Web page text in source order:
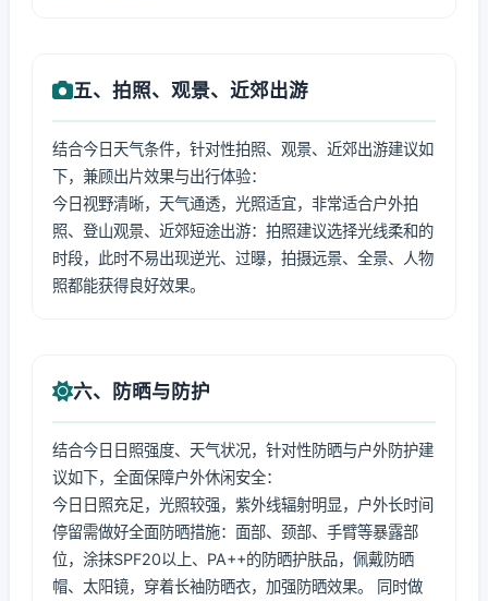
五、拍照、观景、近郊出游
结合今日天气条件，针对性拍照、观景、近郊出游建议如
下，兼顾出片效果与出行体验：
今日视野清晰，天气通透，光照适宜，非常适合户外拍
照、登山观景、近郊短途出游：拍照建议选择光线柔和的
时段，此时不易出现逆光、过曝，拍摄远景、全景、人物
照都能获得良好效果。
六、防晒与防护
结合今日日照强度、天气状况，针对性防晒与户外防护建
议如下，全面保障户外休闲安全：
今日日照充足，光照较强，紫外线辐射明显，户外长时间
停留需做好全面防晒措施：面部、颈部、手臂等暴露部
位，涂抹SPF20以上、PA++的防晒护肤品，佩戴防晒
帽、太阳镜，穿着长袖防晒衣，加强防晒效果。 同时做